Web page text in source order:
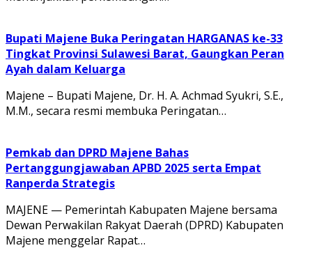
Bupati Majene Buka Peringatan HARGANAS ke-33
Tingkat Provinsi Sulawesi Barat, Gaungkan Peran
Ayah dalam Keluarga
Majene – Bupati Majene, Dr. H. A. Achmad Syukri, S.E.,
M.M., secara resmi membuka Peringatan…
Pemkab dan DPRD Majene Bahas
Pertanggungjawaban APBD 2025 serta Empat
Ranperda Strategis
MAJENE — Pemerintah Kabupaten Majene bersama
Dewan Perwakilan Rakyat Daerah (DPRD) Kabupaten
Majene menggelar Rapat…